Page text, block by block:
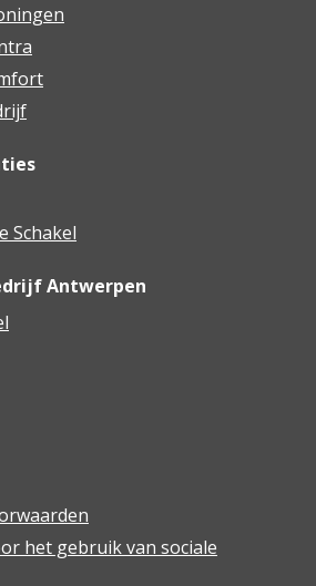
Schakel
Antwerpen
het gebruik van sociale